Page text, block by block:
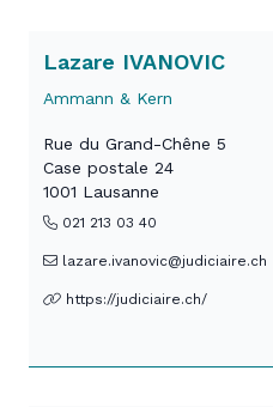
Lazare IVANOVIC
Ammann & Kern
Rue du Grand-Chêne 5
Case postale 24
1001 Lausanne
021 213 03 40
lazare.ivanovic@judiciaire.ch
https://judiciaire.ch/